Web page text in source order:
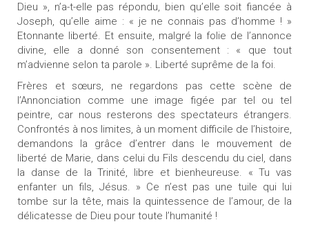
Dieu », n’a-t-elle pas répondu, bien qu’elle soit fiancée à
Joseph, qu’elle aime : « je ne connais pas d’homme ! »
Etonnante liberté. Et ensuite, malgré la folie de l’annonce
divine, elle a donné son consentement : « que tout
m’advienne selon ta parole ». Liberté suprême de la foi.
Frères et sœurs, ne regardons pas cette scène de
l’Annonciation comme une image figée par tel ou tel
peintre, car nous resterons des spectateurs étrangers.
Confrontés à nos limites, à un moment difficile de l’histoire,
demandons la grâce d’entrer dans le mouvement de
liberté de Marie, dans celui du Fils descendu du ciel, dans
la danse de la Trinité, libre et bienheureuse. « Tu vas
enfanter un fils, Jésus. » Ce n’est pas une tuile qui lui
tombe sur la tête, mais la quintessence de l’amour, de la
délicatesse de Dieu pour toute l’humanité !